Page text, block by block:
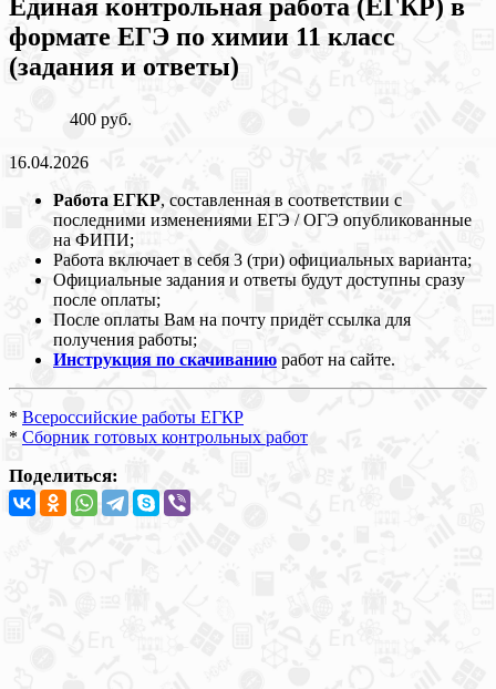
Единая контрольная работа (ЕГКР) в
формате ЕГЭ по химии 11 класс
(задания и ответы)
400 руб.
16.04.2026
Работа ЕГКР, составленная в соответствии с
последними изменениями ЕГЭ / ОГЭ опубликованные
на ФИПИ;
Работа включает в себя 3 (три) официальных варианта;
Официальные задания и ответы будут доступны сразу
после оплаты;
После оплаты Вам на почту придёт ссылка для
получения работы;
Инструкция по скачиванию работ на сайте.
* Всероссийские работы ЕГКР
* Сборник готовых контрольных работ
Поделиться: